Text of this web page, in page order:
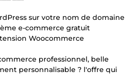
sur votre nom de domaine
e-commerce gratuit
Woocommerce
professionnel, belle
personnalisable ? l'offre qui